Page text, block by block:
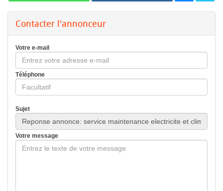
Contacter l'annonceur
Votre e-mail
Téléphone
Sujet
Votre message